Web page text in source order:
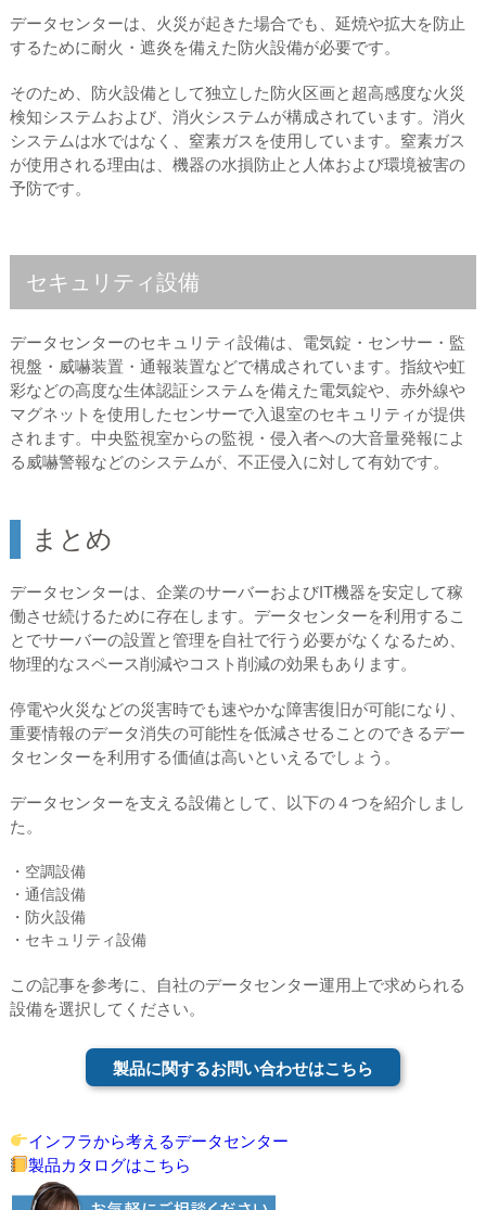
データセンターは、火災が起きた場合でも、延焼や拡大を防止
するために耐火・遮炎を備えた防火設備が必要です。
そのため、防火設備として独立した防火区画と超高感度な火災
検知システムおよび、消火システムが構成されています。消火
システムは水ではなく、窒素ガスを使用しています。窒素ガス
が使用される理由は、機器の水損防止と人体および環境被害の
予防です。
セキュリティ設備
データセンターのセキュリティ設備は、電気錠・センサー・監
視盤・威嚇装置・通報装置などで構成されています。指紋や虹
彩などの高度な生体認証システムを備えた電気錠や、赤外線や
マグネットを使用したセンサーで入退室のセキュリティが提供
されます。中央監視室からの監視・侵入者への大音量発報によ
る威嚇警報などのシステムが、不正侵入に対して有効です。
まとめ
データセンターは、企業のサーバーおよびIT機器を安定して稼
働させ続けるために存在します。データセンターを利用するこ
とでサーバーの設置と管理を自社で行う必要がなくなるため、
物理的なスペース削減やコスト削減の効果もあります。
停電や火災などの災害時でも速やかな障害復旧が可能になり、
重要情報のデータ消失の可能性を低減させることのできるデー
タセンターを利用する価値は高いといえるでしょう。
データセンターを支える設備として、以下の４つを紹介しまし
た。
・空調設備
・通信設備
・防火設備
・セキュリティ設備
この記事を参考に、自社のデータセンター運用上で求められる
設備を選択してください。
製品に関するお問い合わせはこちら
インフラから考えるデータセンター
製品カタログはこちら